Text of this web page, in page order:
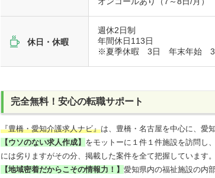
休日・休暇
週休2日制
年間休日113日
※夏季休暇 3日 年末年始 3
完全無料！安心の転職サポート
『豊橋・愛知介護求人ナビ』は、豊橋・名古屋を中心に、愛
【ウソのない求人作成】 をモットーに１件１件施設を訪問し
には劣りますがその分、掲載した案件を全て把握しています。
【地域密着だからこその情報力！】 愛知県内の福祉施設の内